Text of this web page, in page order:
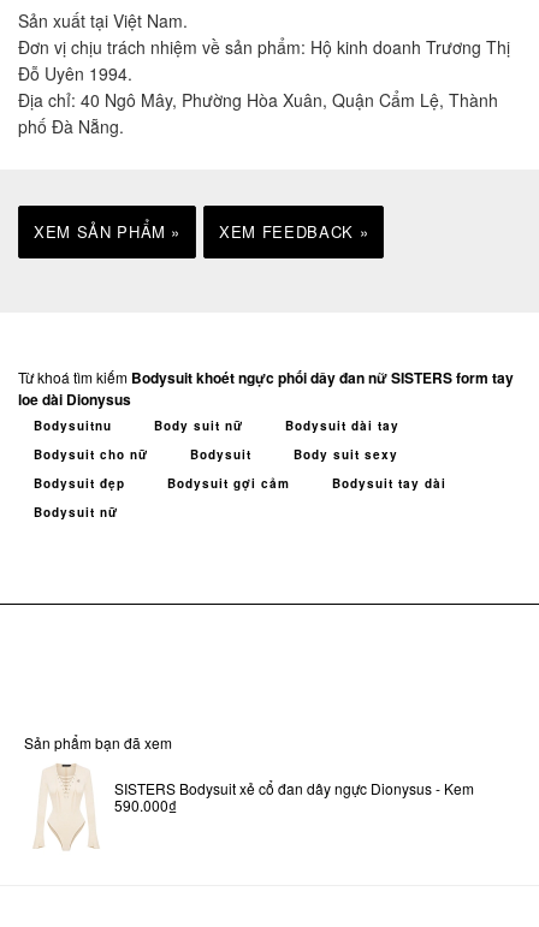
Sản xuất tại Việt Nam.
Đơn vị chịu trách nhiệm về sản phẩm: Hộ kinh doanh Trương Thị
Đỗ Uyên 1994.
Địa chỉ: 40 Ngô Mây, Phường Hòa Xuân, Quận Cẩm Lệ, Thành
phố Đà Nẵng.
XEM SẢN PHẨM » XEM FEEDBACK »
Từ khoá tìm kiếm Bodysuit khoét ngực phối dây đan nữ SISTERS form tay
loe dài Dionysus
Bodysuitnu Body suit nữ
Bodysuit dài tay
Bodysuit cho nữ
Bodysuit
Body suit sexy
Bodysuit đẹp
Bodysuit gợi cảm
Bodysuit tay dài
Bodysuit nữ
Sản phẩm bạn đã xem
SISTERS Bodysuit xẻ cổ đan dây ngực Dionysus - Kem
590.000₫